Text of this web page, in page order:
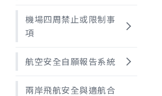
機場四周禁止或限制事
項
航空安全自願報告系統
兩岸飛航安全與適航合